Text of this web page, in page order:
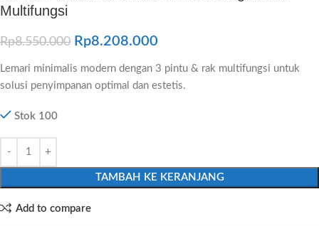
Multifungsi
Rp8.550.000 Rp8.208.000
Lemari minimalis modern dengan 3 pintu & rak multifungsi untuk
solusi penyimpanan optimal dan estetis.
Stok 100
TAMBAH KE KERANJANG
Add to compare